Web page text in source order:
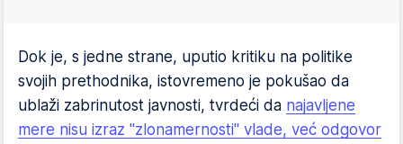
Dok je, s jedne strane, uputio kritiku na politike
svojih prethodnika, istovremeno je pokušao da
ublaži zabrinutost javnosti, tvrdeći da najavljene
mere nisu izraz "zlonamernosti" vlade, već odgovor